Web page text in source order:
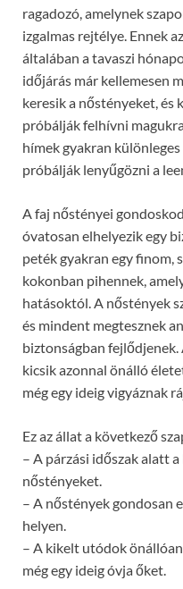
ragadozó, amelynek
izgalmas rejtélye. Ennek
általában a tavaszi
időjárás már kellemesen
keresik a nőstényeket, és
próbálják felhívni
hímek gyakran
próbálják lenyűgözni a
A faj nőstényei
óvatosan elhelyezik egy
peték gyakran egy finom,
kokonban pihennek,
hatásoktól. A nőstények
és mindent megtesznek
biztonságban
kicsik azonnal önálló
még egy ideig vigyáznak
Ez az állat a következő
– A párzási időszak alatt
nőstényeket.
– A nőstények gondosan
helyen.
– A kikelt utódok
még egy ideig óvja őket.